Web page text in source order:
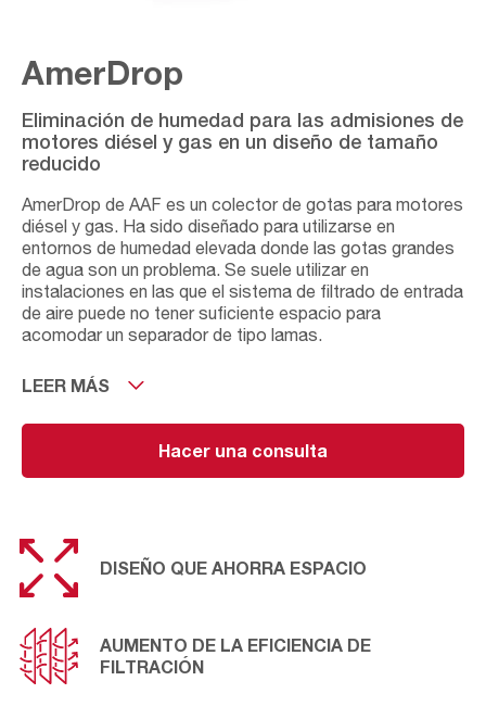
AmerDrop
Eliminación de humedad para las admisiones de
motores diésel y gas en un diseño de tamaño
reducido
AmerDrop de AAF es un colector de gotas para motores
diésel y gas. Ha sido diseñado para utilizarse en
entornos de humedad elevada donde las gotas grandes
de agua son un problema. Se suele utilizar en
instalaciones en las que el sistema de filtrado de entrada
de aire puede no tener suficiente espacio para
acomodar un separador de tipo lamas.
AmerDrop mejorará el rendimiento de la campana
aire de admisión antes de que llegue a los filtros. Las
gotas de agua se eliminan de la corriente de aire a través
de la separación por inercia, lo que resulta en una mayor
agua pesadas son extraídas de la corriente de aire y se
fusionan. A continuación, el agua capturada se drena sin
volver a entrar en la corriente de aire.
LEER MÁS
Hacer una consulta
DISEÑO QUE AHORRA ESPACIO
AUMENTO DE LA EFICIENCIA DE
FILTRACIÓN